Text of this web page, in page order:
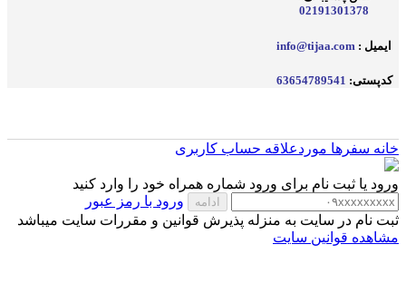
02191301378
ایمیل : info@tijaa.com
کدپستی: 63654789541
خانه سفرها موردعلاقه حساب کاربری
ورود یا ثبت نام برای ورود شماره همراه خود را وارد کنید
ادامه
ورود با رمز عبور
ثبت نام در سایت به منزله پذیرش قوانین و مقررات سایت میباشد
مشاهده قوانین سایت